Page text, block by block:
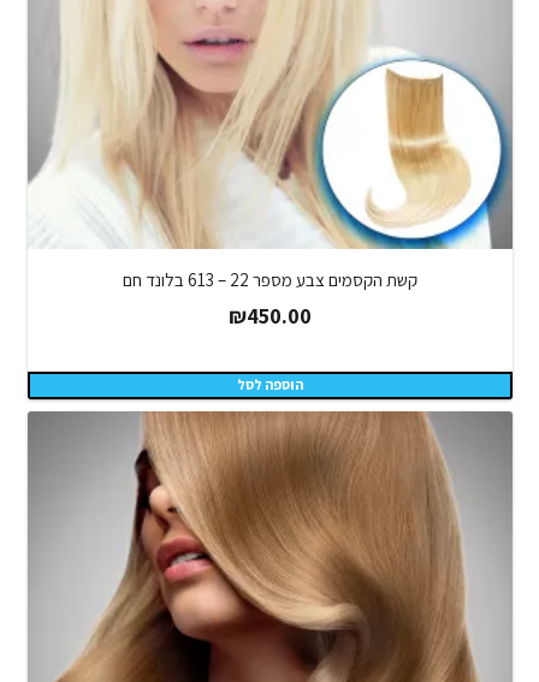
קשת הקסמים צבע מספר 22 – 613 בלונד חם
₪450.00
הוספה לסל